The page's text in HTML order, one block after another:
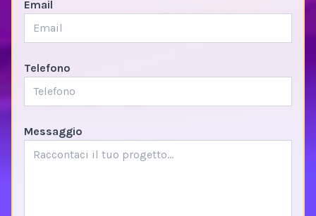
Email
Telefono
Messaggio